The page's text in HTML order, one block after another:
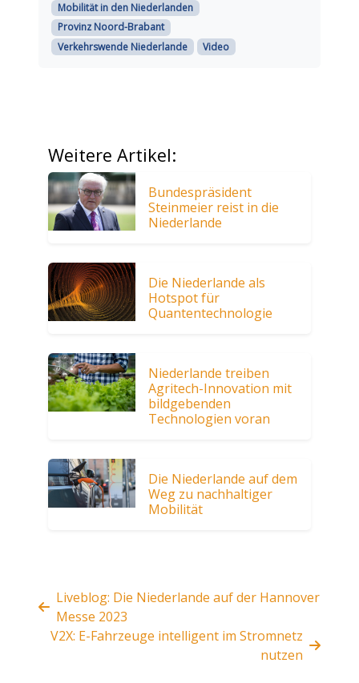
Mobilität in den Niederlanden
Provinz Noord-Brabant
Verkehrswende Niederlande
Video
Weitere Artikel:
Bundespräsident
Steinmeier reist in die
Niederlande
Die Niederlande als
Hotspot für
Quantentechnologie
Niederlande treiben
Agritech-Innovation mit
bildgebenden
Technologien voran
Die Niederlande auf dem
Weg zu nachhaltiger
Mobilität
Liveblog: Die Niederlande auf der Hannover
Messe 2023
V2X: E-Fahrzeuge intelligent im Stromnetz
nutzen